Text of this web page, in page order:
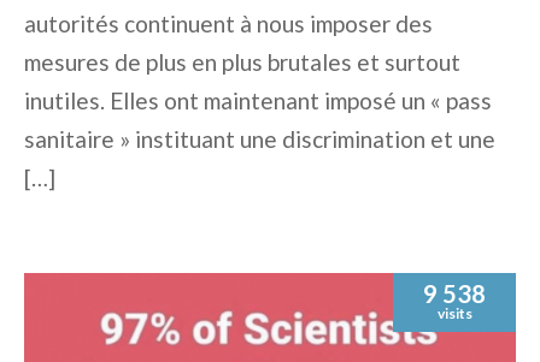
autorités continuent à nous imposer des
mesures de plus en plus brutales et surtout
inutiles. Elles ont maintenant imposé un « pass
sanitaire » instituant une discrimination et une
[…]
9 538
visits